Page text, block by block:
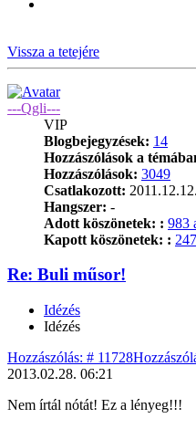
Vissza a tetejére
---Qgli---
VIP
Blogbejegyzések: 14
Hozzászólások a
Hozzászólások: 3049
Csatlakozott:
Hangszer: -
Adott köszönetek: : 983
Kapott köszönetek: :
Re: Buli műsor!
Idézés
Idézés
Hozzászólás: # 11728
2013.02.28. 06:21
Nem írtál nótát! Ez a lényeg!!!